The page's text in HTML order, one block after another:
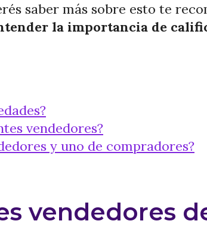
saber más sobre esto te
la importancia de
vendedores?
y uno de compradores?
vendedores